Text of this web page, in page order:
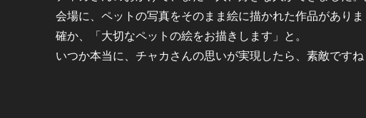
会場に、ペットの写真をそのまま絵に描かれた作品がありま
確か、「大切なペットの絵をお描きします」と。
いつか本当に、チャカさんの思いが実現したら、素敵ですね